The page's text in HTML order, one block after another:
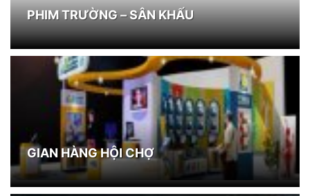
PHIM TRƯỜNG – SÂN KHẤU
GIAN HÀNG HỘI CHỢ